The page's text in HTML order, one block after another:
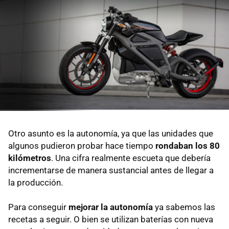
Otro asunto es la autonomía, ya que las unidades que
algunos pudieron probar hace tiempo rondaban los 80
kilómetros. Una cifra realmente escueta que debería
incrementarse de manera sustancial antes de llegar a
la producción.
Para conseguir mejorar la autonomía ya sabemos las
recetas a seguir. O bien se utilizan baterías con nueva